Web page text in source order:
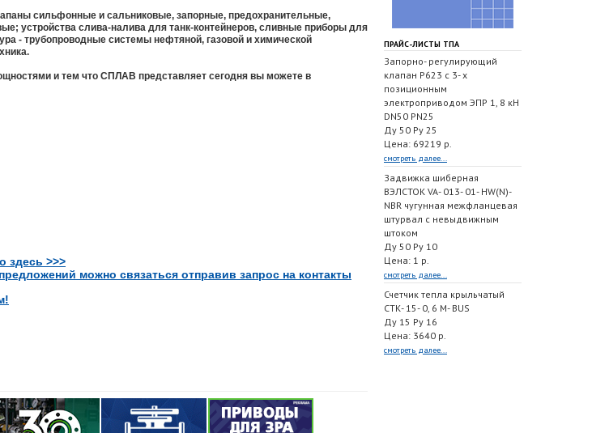
сильфонные и сальниковые, запорные, предохранительные,
устройства слива-налива для танк-контейнеров, сливные приборы для
- трубопроводные системы нефтяной, газовой и химической
и тем что СПЛАВ представляет сегодня вы можете в
здесь >>>
можно связаться отправив запрос на контакты
ПРАЙС-ЛИСТЫ ТПА
Запорно- регулирующий
клапан Р623 с 3- х
позиционным
электроприводом ЭПР 1, 8 кН
DN50 PN25
Ду 50 Ру 25
Цена: 69219 р.
смотреть далее...
Задвижка шиберная
ВЭЛСТОК VA- 013- 01- HW(N)-
NBR чугунная межфланцевая
штурвал с невыдвижным
штоком
Ду 50 Ру 10
Цена: 1 р.
смотреть далее...
Счетчик тепла крыльчатый
СТК- 15- 0, 6 M- BUS
Ду 15 Ру 16
Цена: 3640 р.
смотреть далее...